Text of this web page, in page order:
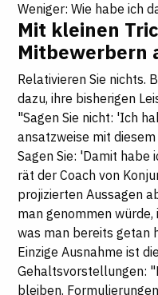
Weniger: Wie habe ich
Mit kleinen
Mitbewerbern
Relativieren Sie nichts.
dazu, ihre bisherigen
"Sagen Sie nicht: 'Ich
ansatzweise mit
Sagen Sie: 'Damit habe
rät der Coach von
projizierten Aussagen
man genommen
was man bereits getan
Einzige Ausnahme ist
Gehaltsvorstellungen:
bleiben.